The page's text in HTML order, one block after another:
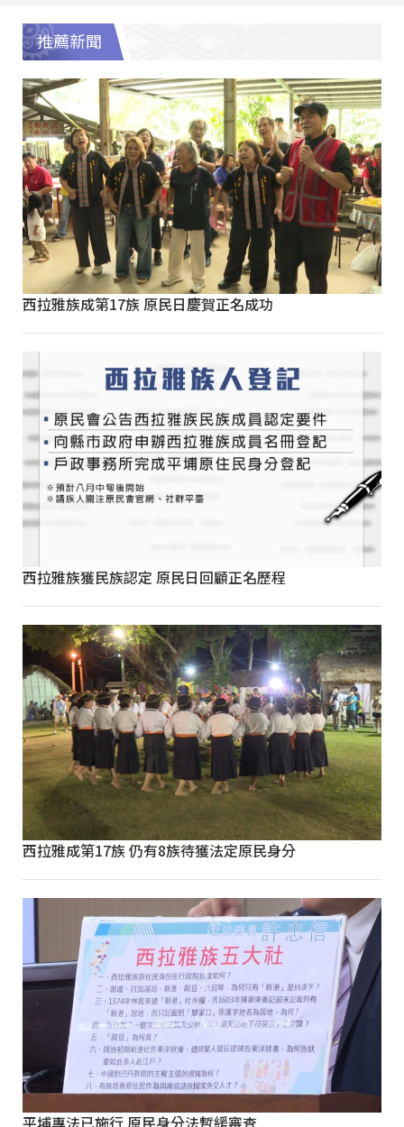
推薦新聞
西拉雅族成第17族 原民日慶賀正名成功
西拉雅族獲民族認定 原民日回顧正名歷程
西拉雅成第17族 仍有8族待獲法定原民身分